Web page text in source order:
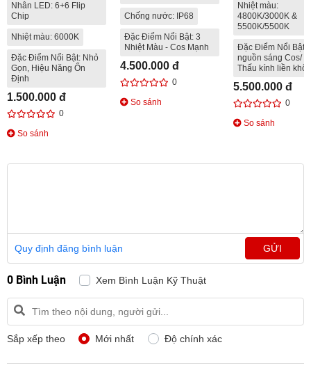
Nhân LED: 6+6 Flip
Chip
Nhiệt màu: 6000K
Đặc Điểm Nổi Bật: Nhỏ
Gọn, Hiệu Năng Ổn
Định
1.500.000 đ
0
So sánh
Chống nước: IP68
Đặc Điểm Nổi Bật: 3
Nhiệt Màu - Cos Mạnh
4.500.000 đ
0
So sánh
Nhiệt màu:
4800K/3000K &
5500K/5500K
Đặc Điểm Nổi Bật:
nguồn sáng Cos/
Thấu kính liền khối
5.500.000 đ
0
So sánh
Quy định đăng bình luận GỬI
0 Bình Luận Xem Bình Luận Kỹ Thuật
Sắp xếp theo Mới nhất Độ chính xác